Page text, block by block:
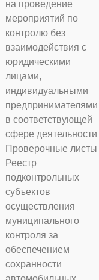
на проведение
мероприятий по
контролю без
взаимодействия с
юридическими
лицами,
индивидуальными
предпринимателями
в соответствующей
сфере деятельности
Проверочные листы
Реестр
подконтрольных
субъектов
осуществления
муниципального
контроля за
обеспечением
сохранности